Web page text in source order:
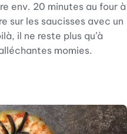
env. 20 minutes au four à
sur les saucisses avec un
il ne reste plus qu’à
momies.